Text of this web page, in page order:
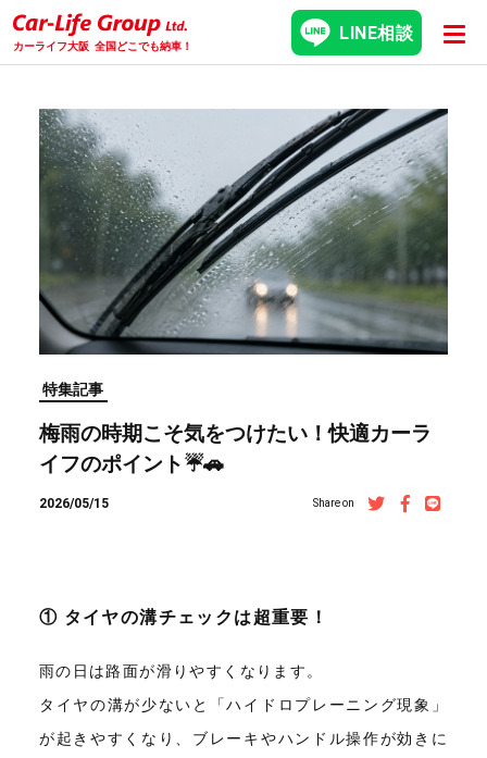
カーライフ大阪 全国どこでも納車！
LINE相談
特集記事
梅雨の時期こそ気をつけたい！快適カーラ
イフのポイント☔🚗
2026/05/15 Share on
① タイヤの溝チェックは超重要！
雨の日は路面が滑りやすくなります。
タイヤの溝が少ないと「ハイドロプレーニング現象」
が起きやすくなり、ブレーキやハンドル操作が効きに